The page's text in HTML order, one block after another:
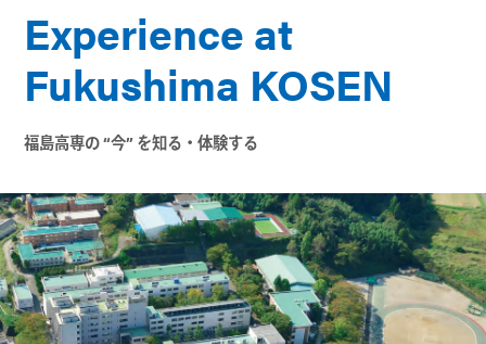
Experience at
Fukushima KOSEN
福島高専の “今” を知る・体験する